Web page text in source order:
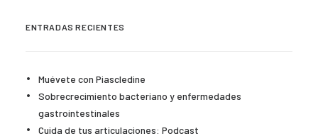
ENTRADAS RECIENTES
Muévete con Piascledine
Sobrecrecimiento bacteriano y enfermedades
gastrointestinales
Cuida de tus articulaciones: Podcast